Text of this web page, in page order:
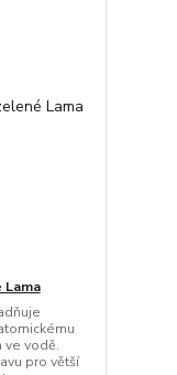
ve vodě.
pro větší